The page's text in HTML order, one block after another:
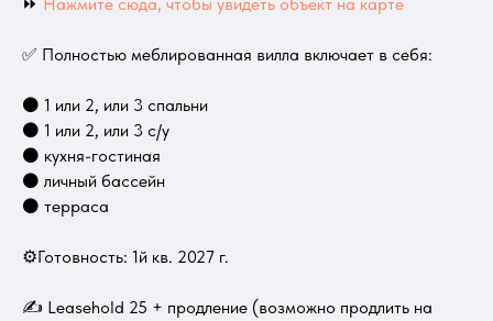
✅ Полностью меблированная вилла включает в себя:
⚫ 1 или 2, или 3 спальни
⚫ 1 или 2, или 3 с/у
⚫ кухня-гостиная
⚫ личный бассейн
⚫ терраса
⚙Готовность: 1й кв. 2027 г.
✍ Leasehold 25 + продление (возможно продлить на